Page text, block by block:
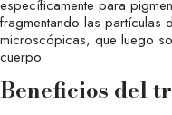
específicamente para
fragmentando las partículas
microscópicas, que luego
cuerpo.
Beneficios del